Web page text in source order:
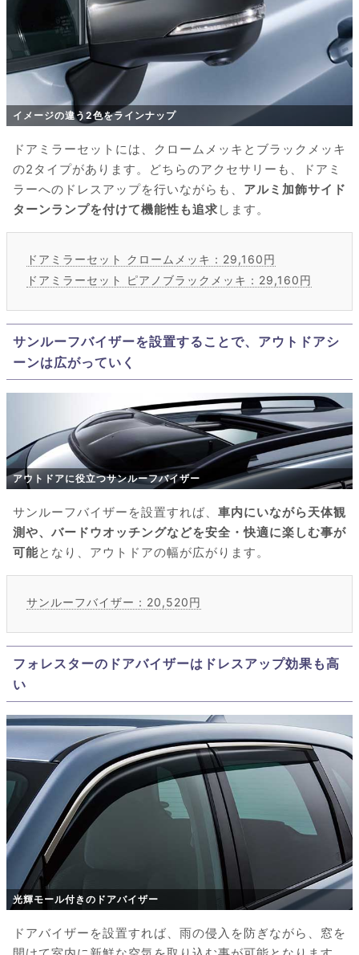
イメージの違う2色をラインナップ
ドアミラーセットには、クロームメッキとブラックメッキ
の2タイプがあります。どちらのアクセサリーも、ドアミ
ラーへのドレスアップを行いながらも、 アルミ加飾サイド
ターンランプを付けて機能性も追求 します。
ドアミラーセット クロームメッキ：29,160円
ドアミラーセット ピアノブラックメッキ：29,160円
サンルーフバイザーを設置することで、アウトドアシ
ーンは広がっていく
アウトドアに役立つサンルーフバイザー
サンルーフバイザーを設置すれば、 車内にいながら天体観
測や、バードウオッチングなどを安全・快適に楽しむ事が
可能となり、アウトドアの幅が広がります。
サンルーフバイザー：20,520円
フォレスターのドアバイザーはドレスアップ効果も高
い
光輝モール付きのドアバイザー
ドアバイザーを設置すれば、雨の侵入を防ぎながら、窓を